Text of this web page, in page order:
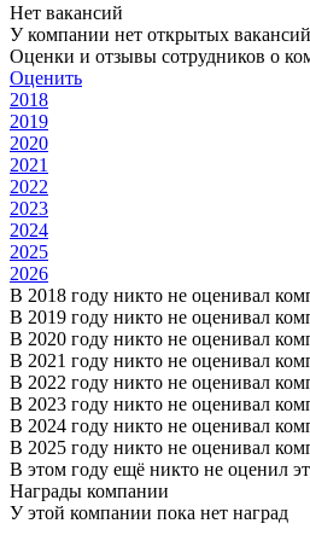
Нет вакансий
У компании нет открытых вакансий
Оценки и отзывы сотрудников
Оценить
2018
2019
2020
2021
2022
2023
2024
2025
2026
В 2018 году никто не оценивал
В 2019 году никто не оценивал
В 2020 году никто не оценивал
В 2021 году никто не оценивал
В 2022 году никто не оценивал
В 2023 году никто не оценивал
В 2024 году никто не оценивал
В 2025 году никто не оценивал
В этом году ещё никто не оценил
Награды компании
У этой компании пока нет наград